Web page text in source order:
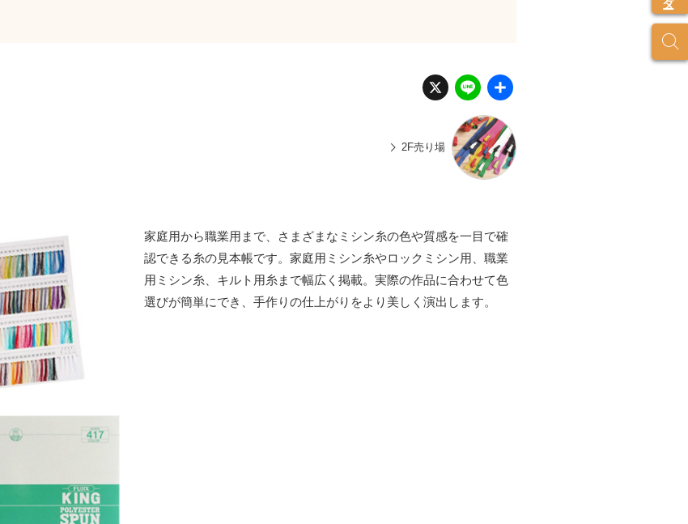
X Li
n
e
2F売り場
家庭用から職業用まで、さまざまなミシン糸の色や質感を一目で確
認できる糸の見本帳です。家庭用ミシン糸やロックミシン用、職業
用ミシン糸、キルト用糸まで幅広く掲載。実際の作品に合わせて色
選びが簡単にでき、手作りの仕上がりをより美しく演出します。